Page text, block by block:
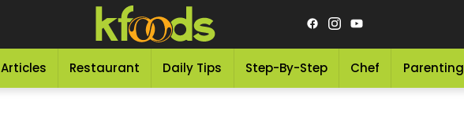
Articles Restaurant Daily Tips Step-By-Step Chef Parenting